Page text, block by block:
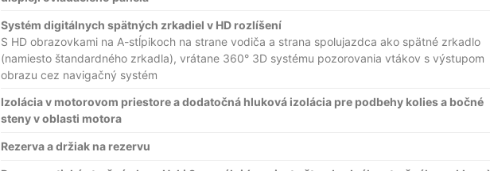
Systém digitálnych spätných zrkadiel v HD rozlíšení
S HD obrazovkami na A-stĺpikoch na strane vodiča a strana spolujazdca ako spätné zrkadlo
(namiesto štandardného zrkadla), vrátane 360° 3D systému pozorovania vtákov s výstupom
obrazu cez navigačný systém
Izolácia v motorovom priestore a dodatočná hluková izolácia pre podbehy kolies a bočné
steny v oblasti motora
Rezerva a držiak na rezervu